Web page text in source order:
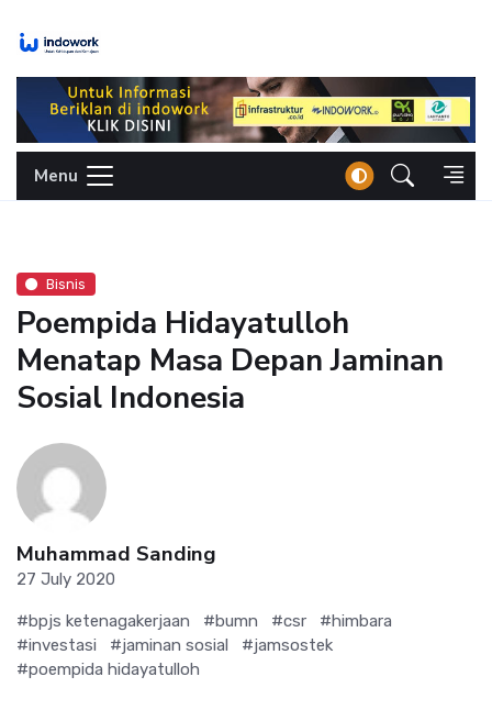
Menu
Bisnis
Poempida Hidayatulloh
Menatap Masa Depan Jaminan
Sosial Indonesia
Muhammad Sanding
27 July 2020
#bpjs ketenagakerjaan #bumn #csr
#himbara
#investasi
#jaminan sosial
#jamsostek
#poempida hidayatulloh